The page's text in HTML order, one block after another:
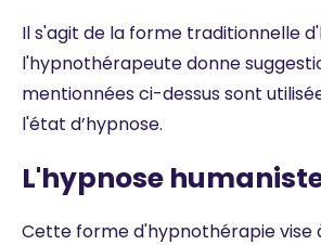
Il s'agit de la forme traditionnelle
l'hypnothérapeute donne
mentionnées ci-dessus sont
l'état d’hypnose.
L'hypnose
Cette forme d'hypnothérapie vise